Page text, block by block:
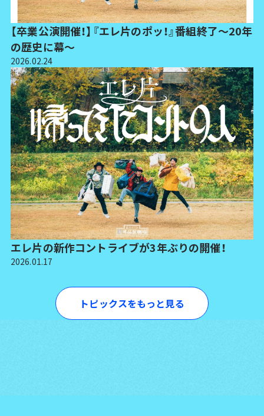
【卒業公演開催！】『エレ片のポッ！』番組終了～20年
の歴史に幕～
2026.02.24
エレ片の新作コントライブが3年ぶりの開催！
2026.01.17
トピックスをもっと見る